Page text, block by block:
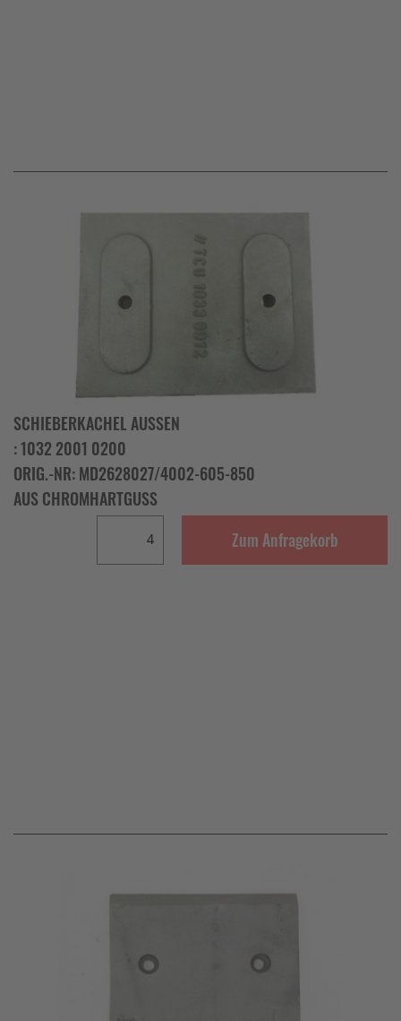
SCHIEBERKACHEL AUSSEN
: 1032 2001 0200
ORIG.-NR: MD2628027/4002-605-850
AUS CHROMHARTGUSS
Zum Anfragekorb